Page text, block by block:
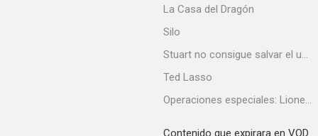
La Casa del Dragón
Silo
Stuart no consigue salvar el universo
Ted Lasso
Operaciones especiales: Lioness
Contenido que expirara en VOD